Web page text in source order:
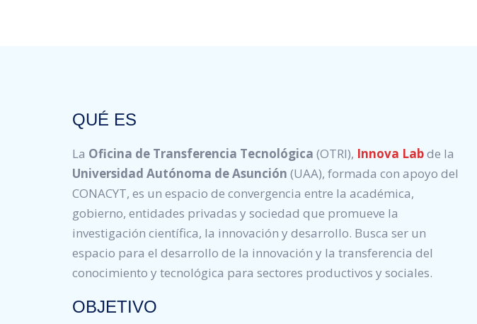
QUÉ ES
La Oficina de Transferencia Tecnológica (OTRI), Innova Labde la
Universidad Autónoma de Asunción (UAA), formada con apoyo del
CONACYT, es un espacio de convergencia entre la académica,
gobierno, entidades privadas y sociedad que promueve la
investigación científica, la innovación y desarrollo. Busca ser un
espacio para el desarrollo de la innovación y la transferencia del
conocimiento y tecnológica para sectores productivos y sociales.
OBJETIVO